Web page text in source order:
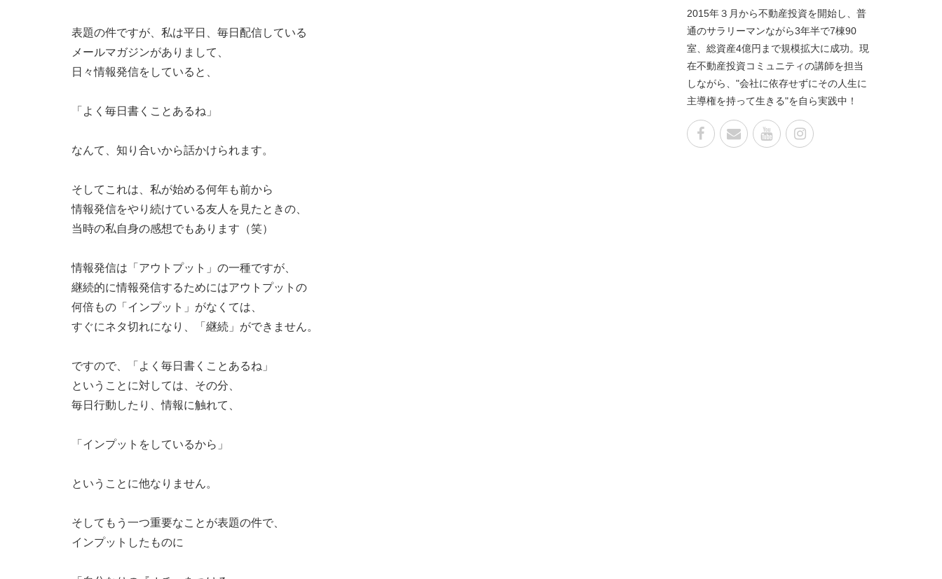
表題の件ですが、私は平日、毎日配信している
メールマガジンがありまして、
日々情報発信をしていると、
「よく毎日書くことあるね」
なんて、知り合いから話かけられます。
そしてこれは、私が始める何年も前から
情報発信をやり続けている友人を見たときの、
当時の私自身の感想でもあります（笑）
情報発信は「アウトプット」の一種ですが、
継続的に情報発信するためにはアウトプットの
何倍もの「インプット」がなくては、
すぐにネタ切れになり、「継続」ができません。
ですので、「よく毎日書くことあるね」
ということに対しては、その分、
毎日行動したり、情報に触れて、
「インプットをしているから」
ということに他なりません。
そしてもう一つ重要なことが表題の件で、
インプットしたものに
2015年３月から不動産投資を開始し、普
通のサラリーマンながら3年半で7棟90
室、総資産4億円まで規模拡大に成功。現
在不動産投資コミュニティの講師を担当
しながら、"会社に依存せずにその人生に
主導権を持って生きる"を自ら実践中！